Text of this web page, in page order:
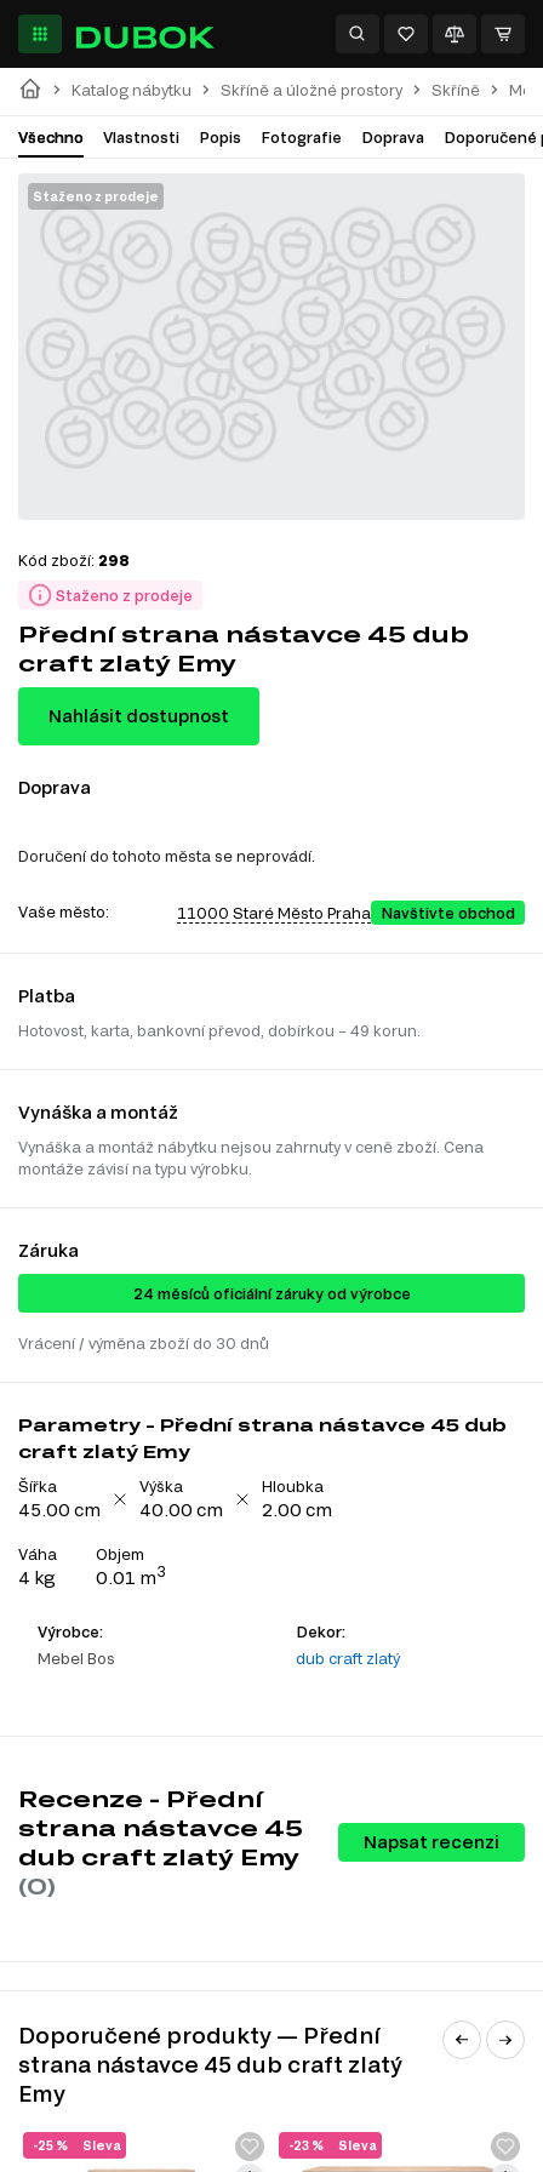
Katalog nábytku Skříně a úložné prostory Skříně
Všechno Vlastnosti Popis Fotografie Doprava Doporučené
Staženo z prodeje
Staženo z prodeje
Kód zboží: 298
Přední strana nástavce 45 dub
craft zlatý Emy
Nahlásit dostupnost
Doprava
Doručení do tohoto města se neprovádí.
Vaše město: 11000 Staré Město Praha Navštivte obchod
Platba
Hotovost, karta, bankovní převod, dobírkou – 49 korun.
Vynáška a montáž
Vynáška a montáž nábytku nejsou zahrnuty v ceně zboží. Cena
montáže závisí na typu výrobku.
Záruka
24 ​​​​měsíců oficiální záruky od výrobce
Vrácení / výměna zboží do 30 dnů
Parametry - Přední strana nástavce 45 dub
craft zlatý Emy
Šířka
45.00 cm
Výška
40.00 cm
Hloubka
2.00 cm
Váha
4 kg
Objem
0.01 m3
Výrobce:
Mebel Bos
Dekor:
dub craft zlatý
Recenze - Přední
strana nástavce 45
dub craft zlatý Emy
(0)
Napsat recenzi
Doporučené produkty — Přední
strana nástavce 45 dub craft zlatý
Emy
Sleva
-25 % Sleva
-23 %